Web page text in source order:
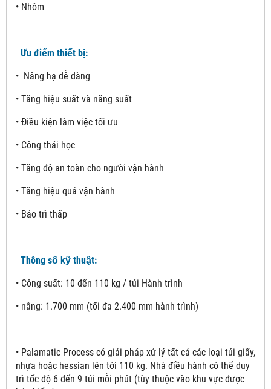
• Nhôm
Ưu điểm thiết bị:
• Nâng hạ dễ dàng
• Tăng hiệu suất và năng suất
• Điều kiện làm việc tối ưu
• Công thái học
• Tăng độ an toàn cho người vận hành
• Tăng hiệu quả vận hành
• Bảo trì thấp
Thông số kỹ thuật:
• Công suất: 10 đến 110 kg / túi Hành trình
• nâng: 1.700 mm (tối đa 2.400 mm hành trình)
• Palamatic Process có giải pháp xử lý tất cả các loại túi giấy,
nhựa hoặc hessian lên tới 110 kg. Nhà điều hành có thể duy
trì tốc độ 6 đến 9 túi mỗi phút (tùy thuộc vào khu vực được